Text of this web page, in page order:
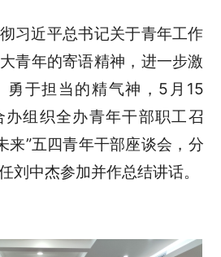
习近平总书记关于青年工作
青年的寄语精神，进一步激
勇于担当的精气神，5月15
办组织全办青年干部职工召
来”五四青年干部座谈会，分
刘中杰参加并作总结讲话。